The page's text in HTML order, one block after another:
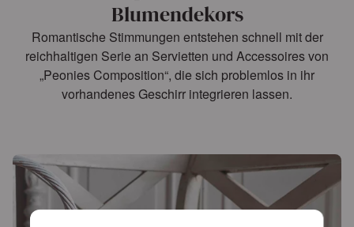
Blumendekors
Romantische Stimmungen entstehen schnell mit der
reichhaltigen Serie an Servietten und Accessoires von
„Peonies Composition“, die sich problemlos in ihr
vorhandenes Geschirr integrieren lassen.